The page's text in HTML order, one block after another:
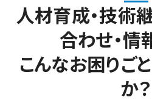
人材育成・技術
合わせ・情
こんなお困りご
か？